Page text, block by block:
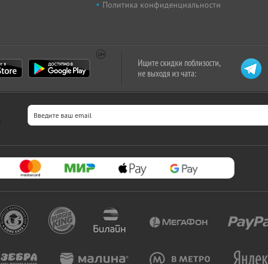
Политика конфиденциальности
Ищите скидки поблизости,
не выходя из чата: